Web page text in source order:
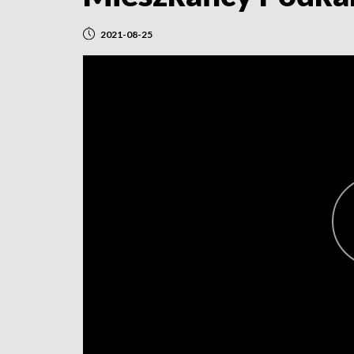
2021-08-25